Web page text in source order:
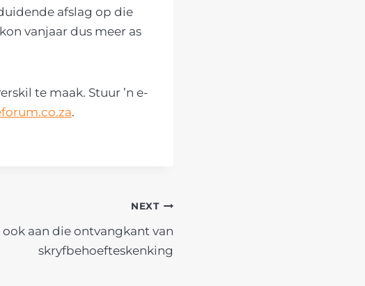
afslag op die
vanjaar dus meer as
te maak. Stuur ’n e-
.
NEXT
aan die ontvangkant van
skryfbehoefteskenking